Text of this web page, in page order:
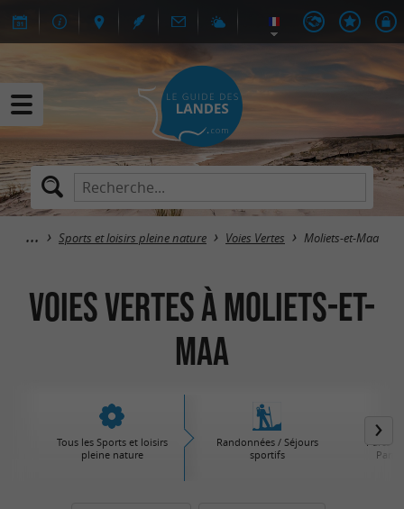
Sports et loisirs pleine nature Voies Vertes Moliets-et-Maa
Voies Vertes à Moliets-et-
Maa
Tous les Sports et loisirs
pleine nature
Randonnées / Séjours
sportifs
Parcs